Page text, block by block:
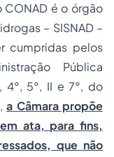
é o órgão
– SISNAD –
cumpridas pelos
Pública
4°, 5°, II e 7°, do
a Câmara propõe
ata, para fins,
que não